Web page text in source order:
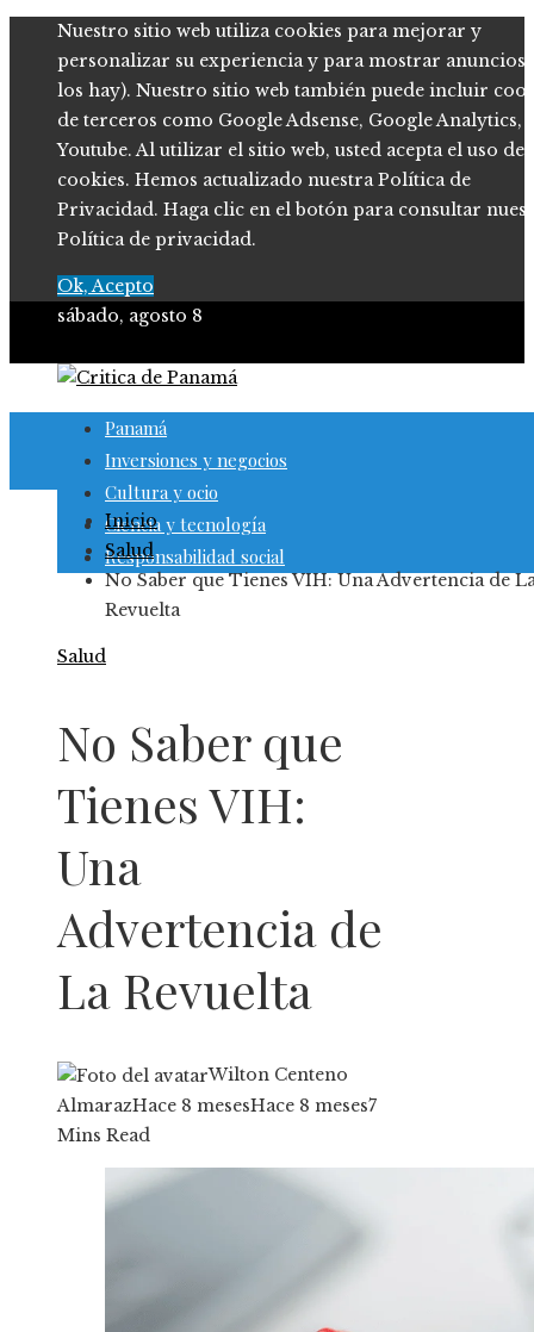
Nuestro sitio web utiliza cookies para mejorar y
personalizar su experiencia y para mostrar anuncios
los hay). Nuestro sitio web también puede incluir
de terceros como Google Adsense, Google Analytics,
Youtube. Al utilizar el sitio web, usted acepta el uso de
cookies. Hemos actualizado nuestra Política de
Privacidad. Haga clic en el botón para consultar
Política de privacidad.
Ok, Acepto
sábado, agosto 8
Panamá
Inversiones y negocios
Cultura y ocio
Ciencia y tecnología
Responsabilidad social
Inicio
Salud
No Saber que Tienes VIH: Una Advertencia de
Revuelta
Salud
No Saber que
Tienes VIH:
Una
Advertencia de
La Revuelta
Wilton Centeno
AlmarazHace 8 mesesHace 8 meses7
Mins Read